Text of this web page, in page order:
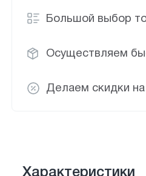
Большой выбор
Осуществляем
Делаем скидки на
Характеристики